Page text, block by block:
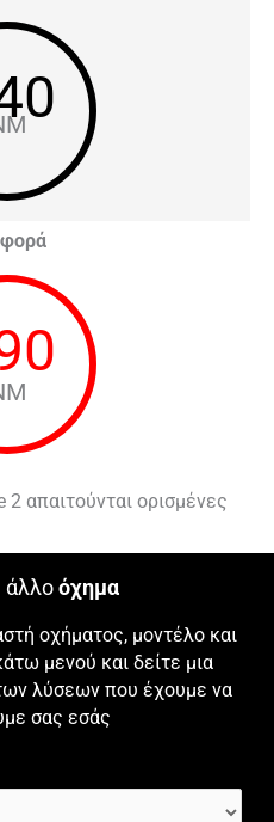
2 απαιτούνται ορισμένες
άλλοόχημα
οχήματος, μοντέλο και
μενού και δείτε μια
λύσεων που έχουμε να
σας εσάς